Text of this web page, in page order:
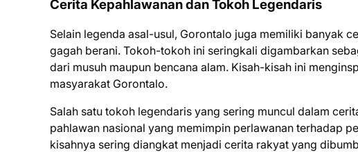
Cerita Kepahlawanan dan Tokoh Legendaris
Selain legenda asal-usul, Gorontalo juga memiliki banyak
gagah berani. Tokoh-tokoh ini seringkali digambarkan
dari musuh maupun bencana alam. Kisah-kisah ini
masyarakat Gorontalo.
Salah satu tokoh legendaris yang sering muncul dalam
pahlawan nasional yang memimpin perlawanan terhadap
kisahnya sering diangkat menjadi cerita rakyat yang